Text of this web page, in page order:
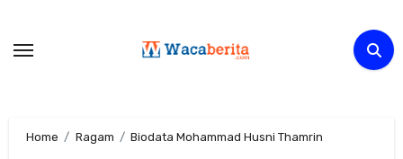
content
Home Ragam Biodata Mohammad Husni Thamrin